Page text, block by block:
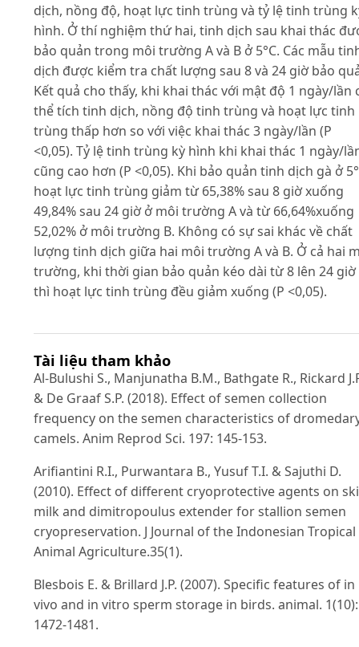
dịch, nồng độ, hoạt lực tinh trùng và tỷ lệ tinh trùng
hình. Ở thí nghiệm thứ hai, tinh dịch sau khai thác
bảo quản trong môi trường A và B ở 5°C. Các mẫu
dịch được kiểm tra chất lượng sau 8 và 24 giờ bảo
Kết quả cho thấy, khi khai thác với mật độ 1 ngày/lần
thể tích tinh dịch, nồng độ tinh trùng và hoạt lực tinh
trùng thấp hơn so với việc khai thác 3 ngày/lần (P
<0,05). Tỷ lệ tinh trùng kỳ hình khi khai thác 1 ngày/
cũng cao hơn (P <0,05). Khi bảo quản tinh dịch gà ở
hoạt lực tinh trùng giảm từ 65,38% sau 8 giờ xuống
49,84% sau 24 giờ ở môi trường A và từ 66,64%xuống
52,02% ở môi trường B. Không có sự sai khác về chất
lượng tinh dịch giữa hai môi trường A và B. Ở cả hai
trường, khi thời gian bảo quản kéo dài từ 8 lên 24 giờ
thì hoạt lực tinh trùng đều giảm xuống (P <0,05).
Tài liệu tham khảo
Al-Bulushi S., Manjunatha B.M., Bathgate R., Rickard
& De Graaf S.P. (2018). Effect of semen collection
frequency on the semen characteristics of
camels. Anim Reprod Sci. 197: 145-153.
Arifiantini R.I., Purwantara B., Yusuf T.I. & Sajuthi D.
(2010). Effect of different cryoprotective agents on
milk and dimitropoulus extender for stallion semen
cryopreservation. J Journal of the Indonesian Tropical
Animal Agriculture.35(1).
Blesbois E. & Brillard J.P. (2007). Specific features of in
vivo and in vitro sperm storage in birds. animal. 1(10):
1472-1481.